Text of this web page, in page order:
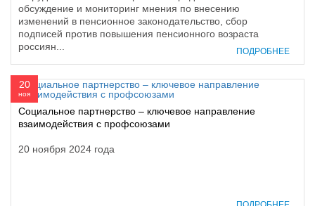
обсуждение и мониторинг мнения по внесению
изменений в пенсионное законодательство, сбор
подписей против повышения пенсионного возраста
россиян...
ПОДРОБНЕЕ
20
ноя
Социальное партнерство – ключевое направление
взаимодействия с профсоюзами
20 ноября 2024 года